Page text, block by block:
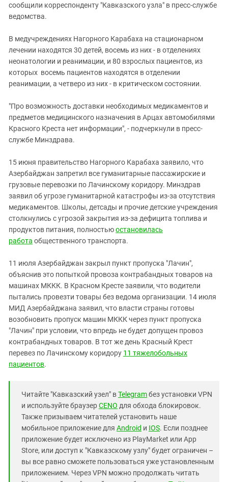
сообщили корреспонденту "Кавказского узла" в пресс-службе
ведомства.
В медучреждениях Нагорного Карабаха на стационарном
лечении находятся 30 детей, восемь из них - в отделениях
неонатологии и реанимации, и 80 взрослых пациентов, из
которых восемь пациентов находятся в отделении
реанимации, а четверо из них - в критическом состоянии.
"Про возможность доставки необходимых медикаментов и
предметов медицинского назначения в Арцах автомобилями
Красного Креста нет информации", - подчеркнули в пресс-
службе Минздрава.
15 июня правительство Нагорного Карабаха заявило, что
Азербайджан запретил все гуманитарные пассажирские и
грузовые перевозки по Лачинскому коридору. Минздрав
заявил об угрозе гуманитарной катастрофы из-за отсутствия
медикаментов. Школы, детсады и прочие детские учреждения
столкнулись с угрозой закрытия из-за дефицита топлива и
продуктов питания, полностьюостановилась
работа общественного транспорта.
11 июля Азербайджан закрыл пункт пропуска "Лачин",
объяснив это попыткой провоза контрабандных товаров на
машинах МККК. В Красном Кресте заявили, что водители
пытались провезти товары без ведома организации. 14 июля
МИД Азербайджана заявил, что власти страны готовы
возобновить пропуск машин МККК через пункт пропуска
"Лачин" при условии, что впредь не будет допущен провоз
контрабандных товаров. В тот же день Красный Крест
перевез по Лачинскому коридору 11 тяжелобольных
пациентов.
Читайте "Кавказский узел" вTelegramбез установки VPN
и используйте браузерCENO для обхода блокировок.
Также призываем читателей установить наше
мобильное приложение для Android и IOS. Если позднее
приложение будет исключено из PlayMarket или App
Store, или доступ к "Кавказскому узлу" будет ограничен –
вы все равно сможете пользоваться уже установленным
приложением. Через VPN можно продолжать читать